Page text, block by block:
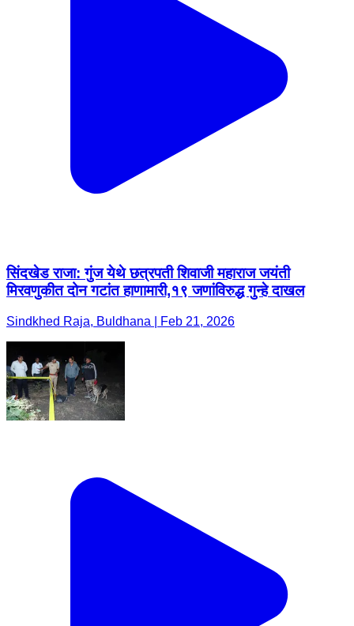
सिंदखेड राजा: गुंज येथे छत्रपती शिवाजी महाराज जयंती
मिरवणुकीत दोन गटांत हाणामारी,१९ जणांविरुद्ध गुन्हे दाखल
Sindkhed Raja, Buldhana | Feb 21, 2026